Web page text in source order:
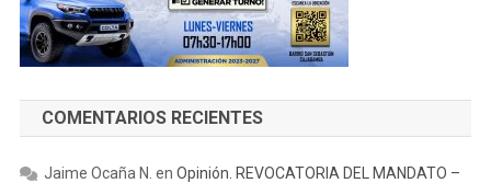
COMENTARIOS RECIENTES
Jaime Ocaña N. en Opinión. REVOCATORIA DEL MANDATO –